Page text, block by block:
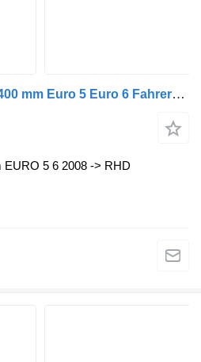
Isuzu F-SERIE BREIT 2400 mm Euro 5 Euro 6 Fahrerhaus für Isuzu LKW
5 6 2008 -> RHD